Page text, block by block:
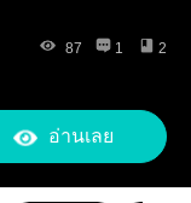
87 1 2
อ่านเลย